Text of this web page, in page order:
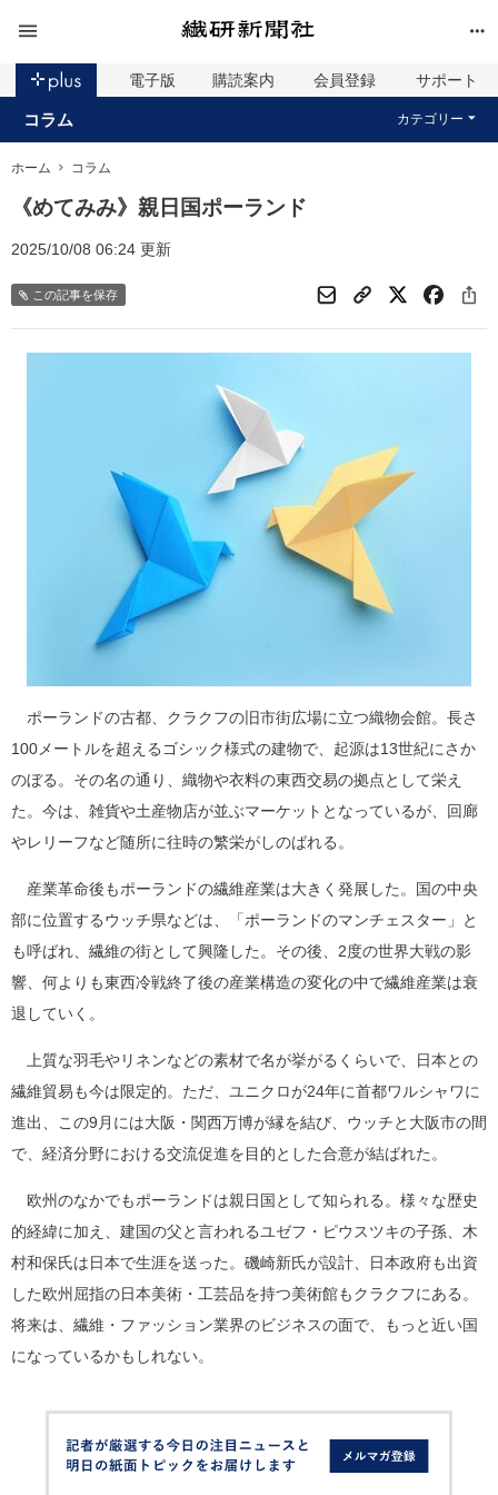
電子版 購読案内 会員登録 サポート
コラム カテゴリー
ホーム コラム
《めてみみ》親日国ポーランド
2025/10/08 06:24 更新
この記事を保存
ポーランドの古都、クラクフの旧市街広場に立つ織物会館。長さ
100メートルを超えるゴシック様式の建物で、起源は13世紀にさか
のぼる。その名の通り、織物や衣料の東西交易の拠点として栄え
た。今は、雑貨や土産物店が並ぶマーケットとなっているが、回廊
やレリーフなど随所に往時の繁栄がしのばれる。
産業革命後もポーランドの繊維産業は大きく発展した。国の中央
部に位置するウッチ県などは、「ポーランドのマンチェスター」と
も呼ばれ、繊維の街として興隆した。その後、2度の世界大戦の影
響、何よりも東西冷戦終了後の産業構造の変化の中で繊維産業は衰
退していく。
上質な羽毛やリネンなどの素材で名が挙がるくらいで、日本との
繊維貿易も今は限定的。ただ、ユニクロが24年に首都ワルシャワに
進出、この9月には大阪・関西万博が縁を結び、ウッチと大阪市の間
で、経済分野における交流促進を目的とした合意が結ばれた。
欧州のなかでもポーランドは親日国として知られる。様々な歴史
的経緯に加え、建国の父と言われるユゼフ・ピウスツキの子孫、木
村和保氏は日本で生涯を送った。磯崎新氏が設計、日本政府も出資
した欧州屈指の日本美術・工芸品を持つ美術館もクラクフにある。
将来は、繊維・ファッション業界のビジネスの面で、もっと近い国
になっているかもしれない。